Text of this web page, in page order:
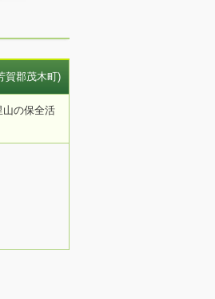
賀郡茂木町)
山の保全活